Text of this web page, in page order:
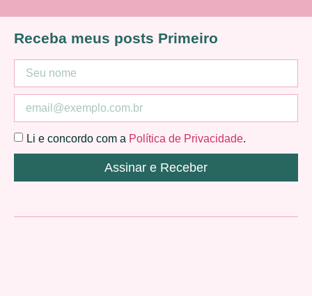
Receba meus posts Primeiro
Li e concordo com a Política de Privacidade.
Assinar e Receber